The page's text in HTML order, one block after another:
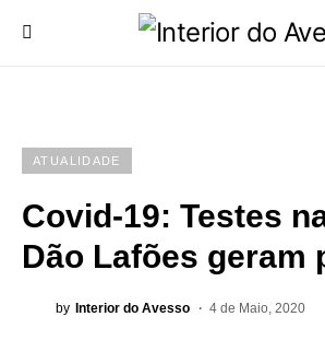
ATUALIDADE
Covid-19: Testes
Dão Lafões geram
by Interior do Avesso 4 de Maio, 2020